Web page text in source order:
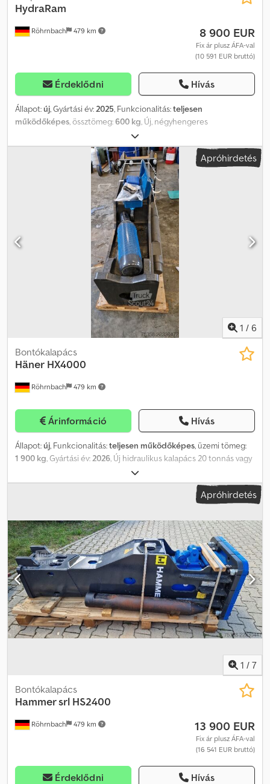
Röhrnbach 479 km
HydraRam
8 900 EUR
Fix ár plusz ÁFA-val
(10 591 EUR bruttó)
Érdeklődni Hívás
Állapot:új, Gyártási év: 2025, Funkcionalitás:teljesen
működőképes , össztömeg:600 kg , Új, négyhengeres
szeparátorlapát Crsdpfxezltd Dj Ahqsf Ideális 7 tonnától kezdődő
súlyú kotrógépekhez.
Apróhirdetés
1 / 6
Röhrnbach 479 km
Bontókalapács
Häner HX4000
Árinformáció Hívás
Állapot:új, Funkcionalitás:teljesen működőképes, üzemi tömeg:
1 900 kg, Gyártási év:2026, Új hidraulikus kalapács 20 tonnás vagy
annál nagyobb súlyú kotrógépekhez. A csomag tartalmazza a
feltöltő készletet és a hidraulikus tömlőket. Cedpfxezltdke Ahqsrf
Apróhirdetés
1 / 7
Röhrnbach 479 km
Bontókalapács
Hammer srl HS2400
13 900 EUR
Fix ár plusz ÁFA-val
(16 541 EUR bruttó)
Érdeklődni Hívás